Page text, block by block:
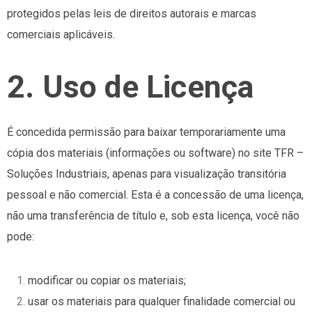
protegidos pelas leis de direitos autorais e marcas
comerciais aplicáveis.
2. Uso de Licença
É concedida permissão para baixar temporariamente uma
cópia dos materiais (informações ou software) no site TFR –
Soluções Industriais, apenas para visualização transitória
pessoal e não comercial. Esta é a concessão de uma licença,
não uma transferência de título e, sob esta licença, você não
pode:
modificar ou copiar os materiais;
usar os materiais para qualquer finalidade comercial ou